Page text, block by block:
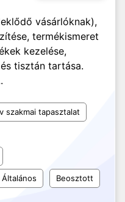
vásárlóknak),
termékismeret
kezelése,
tisztán tartása.
szakmai tapasztalat
Általános Beosztott